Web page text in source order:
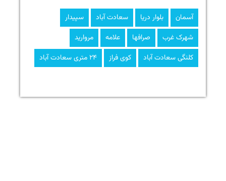
آسمان بلوار دریا سعادت آباد
سپیدار
شهرک غرب
صرافها علامه
مروارید
کلنگی سعادت آباد
کوی فراز ۲۴ متری سعادت آباد